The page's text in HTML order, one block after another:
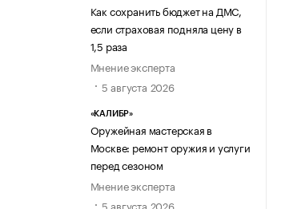
Как сохранить бюджет на ДМС,
если страховая подняла цену в
1,5 раза
Мнение эксперта
5 августа 2026
«КАЛИБР»
Оружейная мастерская в
Москве: ремонт оружия и услуги
перед сезоном
Мнение эксперта
5 августа 2026